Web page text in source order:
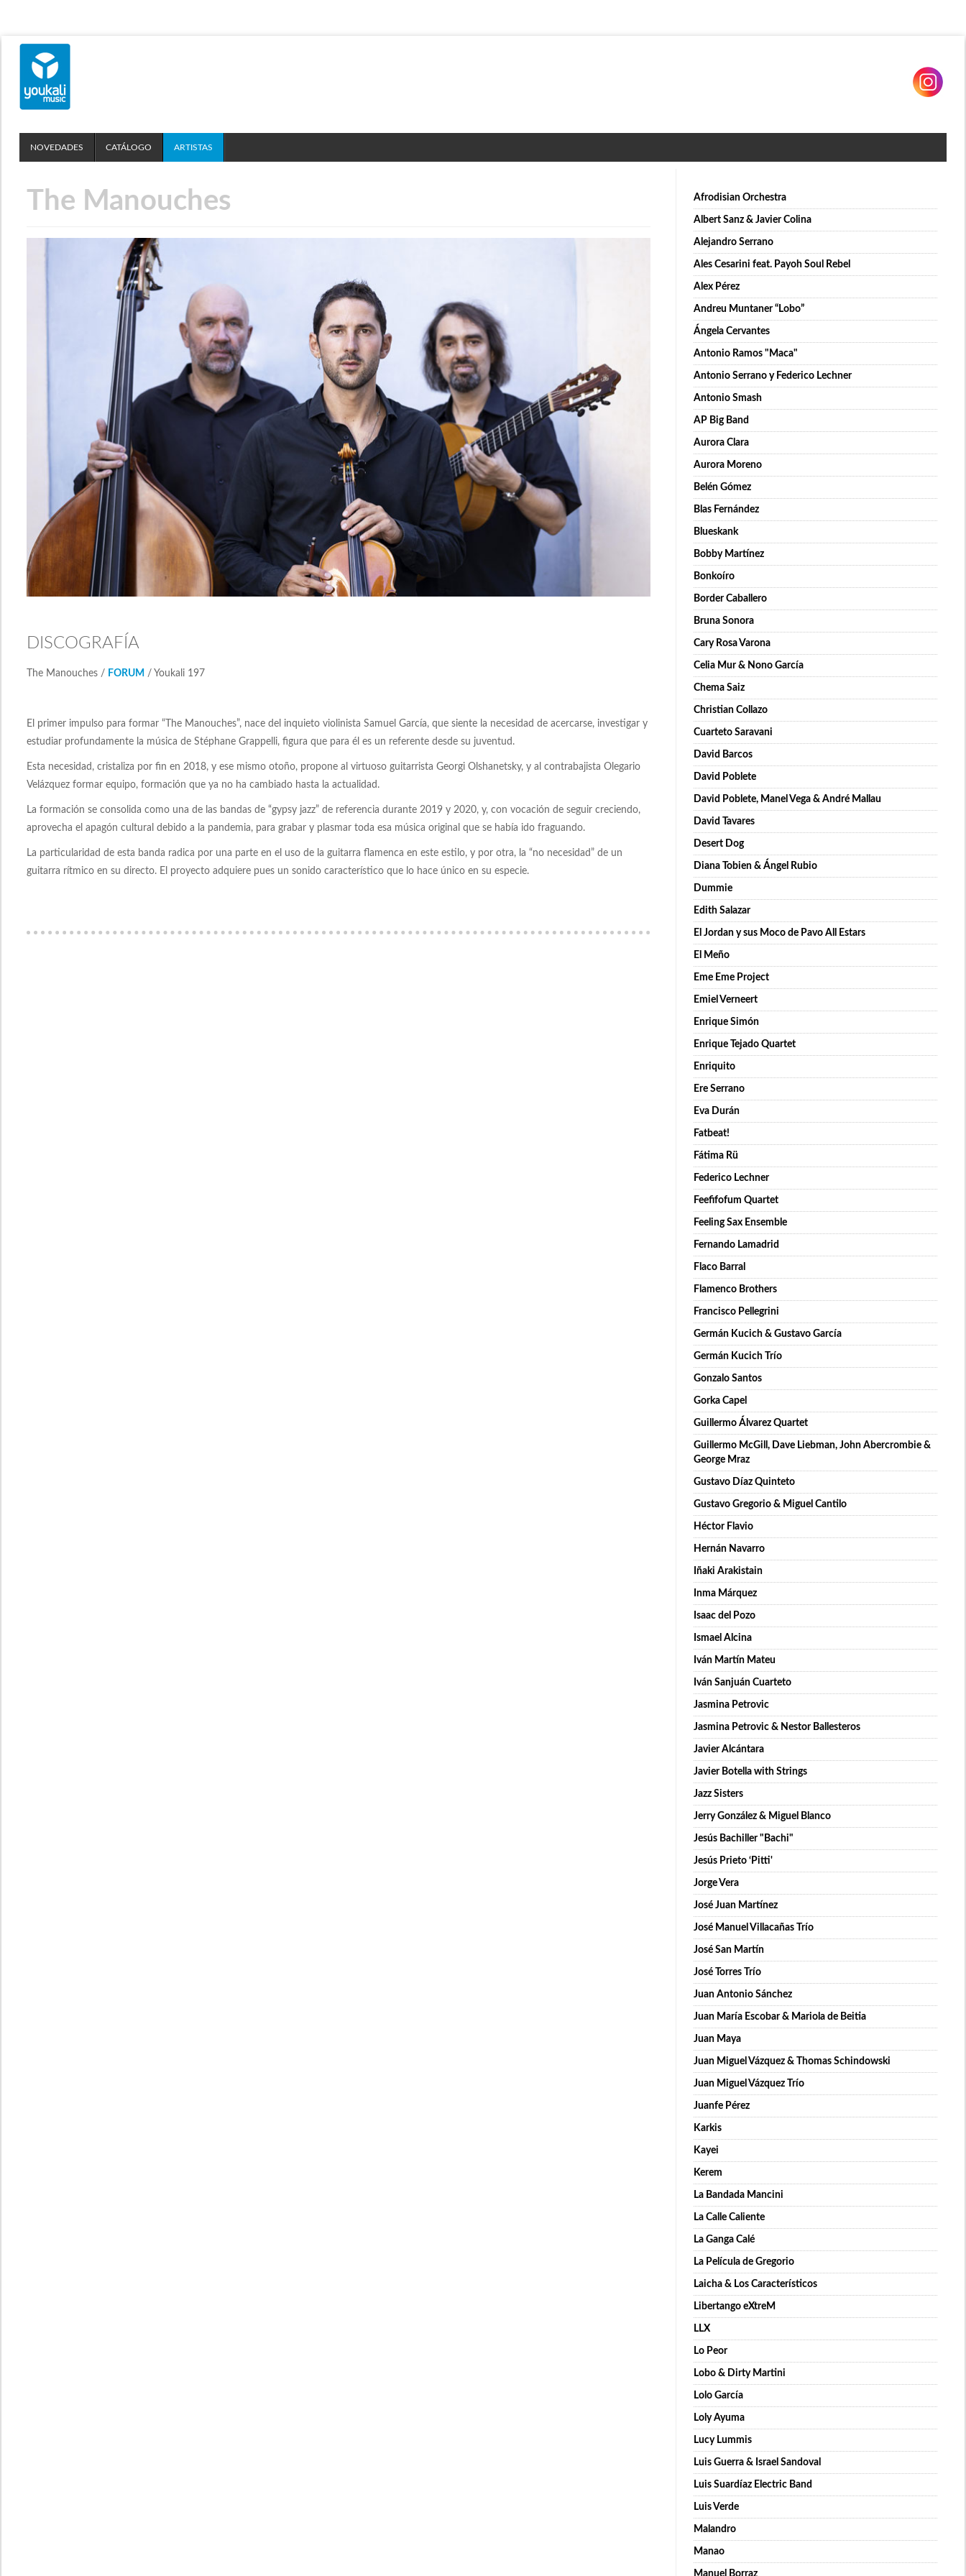
NOVEDADES CATÁLOGO ARTISTAS
The Manouches
DISCOGRAFÍA
The Manouches / FORUM / Youkali 197
El primer impulso para formar “The Manouches”, nace del inquieto violinista Samuel García, que siente la necesidad de acercarse, investigar y
estudiar profundamente la música de Stéphane Grappelli, figura que para él es un referente desde su juventud.
Esta necesidad, cristaliza por fin en 2018, y ese mismo otoño, propone al virtuoso guitarrista Georgi Olshanetsky, y al contrabajista Olegario
Velázquez formar equipo, formación que ya no ha cambiado hasta la actualidad.
La formación se consolida como una de las bandas de “gypsy jazz” de referencia durante 2019 y 2020, y, con vocación de seguir creciendo,
aprovecha el apagón cultural debido a la pandemia, para grabar y plasmar toda esa música original que se había ido fraguando.
La particularidad de esta banda radica por una parte en el uso de la guitarra flamenca en este estilo, y por otra, la “no necesidad” de un
guitarra rítmico en su directo. El proyecto adquiere pues un sonido característico que lo hace único en su especie.
Afrodisian Orchestra
Albert Sanz & Javier Colina
Alejandro Serrano
Ales Cesarini feat. Payoh Soul Rebel
Alex Pérez
Andreu Muntaner “Lobo”
Ángela Cervantes
Antonio Ramos "Maca"
Antonio Serrano y Federico Lechner
Antonio Smash
AP Big Band
Aurora Clara
Aurora Moreno
Belén Gómez
Blas Fernández
Blueskank
Bobby Martínez
Bonkoíro
Border Caballero
Bruna Sonora
Cary Rosa Varona
Celia Mur & Nono García
Chema Saiz
Christian Collazo
Cuarteto Saravani
David Barcos
David Poblete
David Poblete, Manel Vega & André Mallau
David Tavares
Desert Dog
Diana Tobien & Ángel Rubio
Dummie
Edith Salazar
El Jordan y sus Moco de Pavo All Estars
El Meño
Eme Eme Project
Emiel Verneert
Enrique Simón
Enrique Tejado Quartet
Enriquito
Ere Serrano
Eva Durán
Fatbeat!
Fátima Rü
Federico Lechner
Feefifofum Quartet
Feeling Sax Ensemble
Fernando Lamadrid
Flaco Barral
Flamenco Brothers
Francisco Pellegrini
Germán Kucich & Gustavo García
Germán Kucich Trío
Gonzalo Santos
Gorka Capel
Guillermo Álvarez Quartet
Guillermo McGill, Dave Liebman, John Abercrombie &
George Mraz
Gustavo Díaz Quinteto
Gustavo Gregorio & Miguel Cantilo
Héctor Flavio
Hernán Navarro
Iñaki Arakistain
Inma Márquez
Isaac del Pozo
Ismael Alcina
Iván Martín Mateu
Iván Sanjuán Cuarteto
Jasmina Petrovic
Jasmina Petrovic & Nestor Ballesteros
Javier Alcántara
Javier Botella with Strings
Jazz Sisters
Jerry González & Miguel Blanco
Jesús Bachiller "Bachi"
Jesús Prieto ‘Pitti'
Jorge Vera
José Juan Martínez
José Manuel Villacañas Trío
José San Martín
José Torres Trío
Juan Antonio Sánchez
Juan María Escobar & Mariola de Beitia
Juan Maya
Juan Miguel Vázquez & Thomas Schindowski
Juan Miguel Vázquez Trío
Juanfe Pérez
Karkis
Kayei
Kerem
La Bandada Mancini
La Calle Caliente
La Ganga Calé
La Película de Gregorio
Laicha & Los Característicos
Libertango eXtreM
LLX
Lo Peor
Lobo & Dirty Martini
Lolo García
Loly Ayuma
Lucy Lummis
Luis Guerra & Israel Sandoval
Luis Suardíaz Electric Band
Luis Verde
Malandro
Manao
Manuel Borraz